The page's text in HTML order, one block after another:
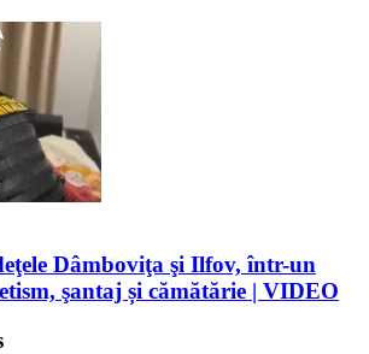
Dâmboviţa şi Ilfov, într-un
şantaj și cămătărie | VIDEO